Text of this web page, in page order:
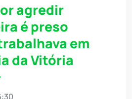
agredir
é preso
em
da Vitória